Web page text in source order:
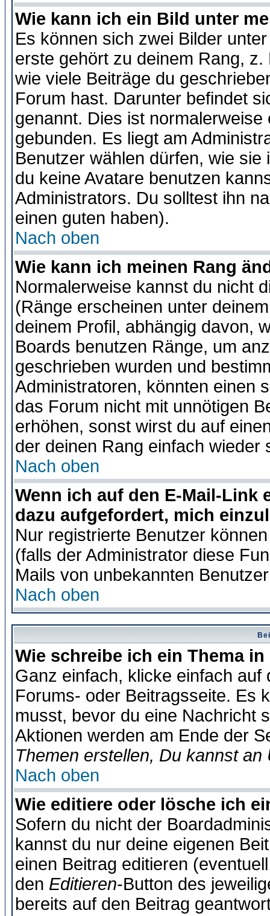
Wie kann ich ein Bild unter
Es können sich zwei Bilder
erste gehört zu deinem Rang,
wie viele Beiträge du
Forum hast. Darunter befindet
genannt. Dies ist
gebunden. Es liegt am
Benutzer wählen dürfen, wie
du keine Avatare benutzen
Administrators. Du solltest ihn
einen guten haben).
Nach oben
Wie kann ich meinen Rang
Normalerweise kannst du nicht
(Ränge erscheinen unter
deinem Profil, abhängig davon,
Boards benutzen Ränge, um
geschrieben wurden und
Administratoren, könnten einen
das Forum nicht mit unnötigen
erhöhen, sonst wirst du auf
der deinen Rang einfach wieder
Nach oben
Wenn ich auf den E-Mail-Link
dazu aufgefordert, mich
Nur registrierte Benutzer
(falls der Administrator diese
Mails von unbekannten
Nach oben
Wie schreibe ich ein Thema
Ganz einfach, klicke einfach
Forums- oder Beitragsseite. Es
musst, bevor du eine Nachricht
Aktionen werden am Ende der
Themen erstellen, Du kannst
Nach oben
Wie editiere oder lösche ich
Sofern du nicht der
kannst du nur deine eigenen
einen Beitrag editieren
den Editieren-Button des
bereits auf den Beitrag